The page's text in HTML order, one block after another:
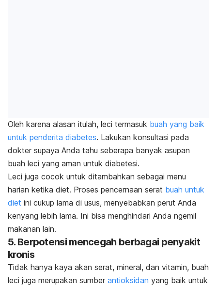
Oleh karena alasan itulah, leci termasuk buah yang baik
untuk penderita diabetes. Lakukan konsultasi pada
dokter supaya Anda tahu seberapa banyak asupan
buah leci yang aman untuk diabetesi.
Leci juga cocok untuk ditambahkan sebagai menu
harian ketika diet. Proses pencernaan serat buah untuk
diet ini cukup lama di usus, menyebabkan perut Anda
kenyang lebih lama. Ini bisa menghindari Anda ngemil
makanan lain.
5. Berpotensi mencegah berbagai penyakit
kronis
Tidak hanya kaya akan serat, mineral, dan vitamin, buah
leci juga merupakan sumber antioksidan yang baik untuk